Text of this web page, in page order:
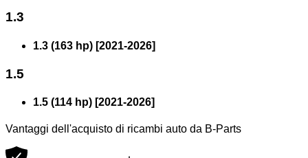
1.3
1.3 (163 hp) [2021-2026]
1.5
1.5 (114 hp) [2021-2026]
Vantaggi dell'acquisto di ricambi auto da B-Parts